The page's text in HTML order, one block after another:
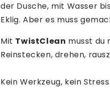
der Dusche, mit Wasser
Eklig. Aber es muss
Mit TwistClean musst du
Reinstecken, drehen,
Kein Werkzeug, kein Stress.